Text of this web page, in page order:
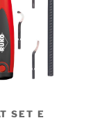
SET E